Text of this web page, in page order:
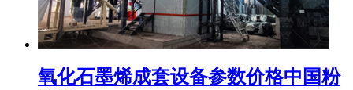
氧化石墨烯成套设备参数价格中国粉